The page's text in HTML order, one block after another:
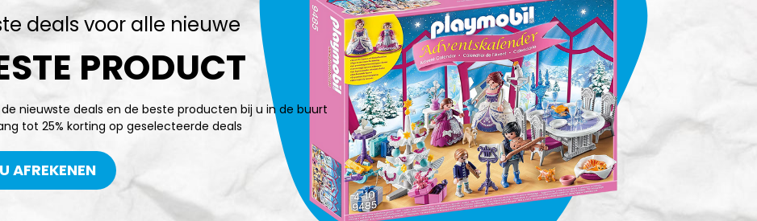
deals voor alle nieuwe
PRODUCT
de nieuwste deals en de beste producten bij u in de buurt
tot 25% korting op geselecteerde deals
AFREKENEN